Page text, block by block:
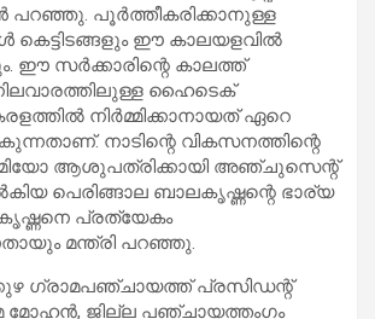
പറഞ്ഞു. പൂര്‍ത്തീകരിക്കാനുള്ള
ഈ കാലയളവില്‍
ഈ സര്‍ക്കാരിന്റെ കാലത്ത്
ഹൈടെക്
നിര്‍മ്മിക്കാനായത് ഏറെ
നാടിന്റെ വികസനത്തിന്റെ
ആശുപത്രിക്കായി അഞ്ചുസെന്റ്
പെരിങ്ങാല ബാലകൃഷ്ണന്റെ ഭാര്യ
പ്രത്യേകം
മന്ത്രി പറഞ്ഞു.
ഗ്രാമപഞ്ചായത്ത് പ്രസിഡന്റ്
മോഹന്‍, ജില്ല പഞ്ചായത്തംഗം